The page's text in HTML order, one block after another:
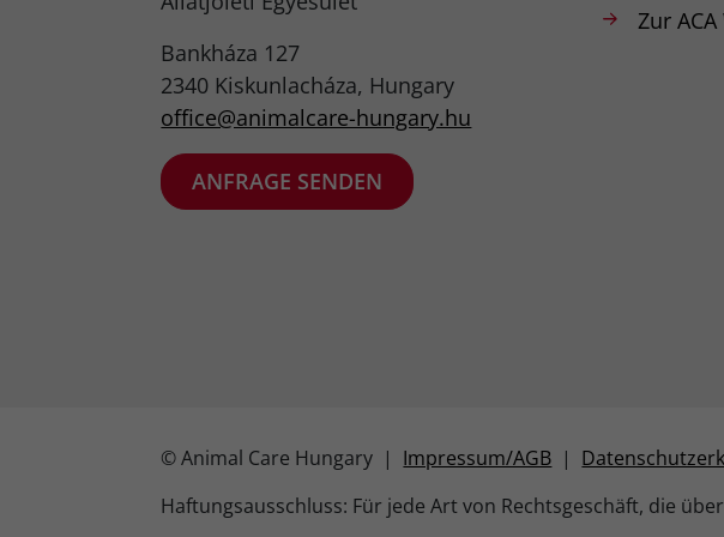
Bankháza 127
2340 Kiskunlacháza, Hungary
office@animalcare-hungary.hu​
ANFRAGE SENDEN
Zur
© Animal Care Hungary | Impressum/AGB |
Haftungsausschluss: Für jede Art von Rechtsgeschäft, die